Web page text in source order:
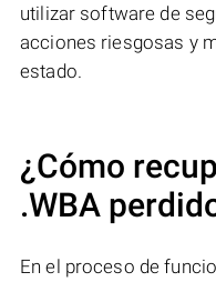
utilizar software de
acciones riesgosas y
estado.
¿Cómo
.WBA
En el proceso de